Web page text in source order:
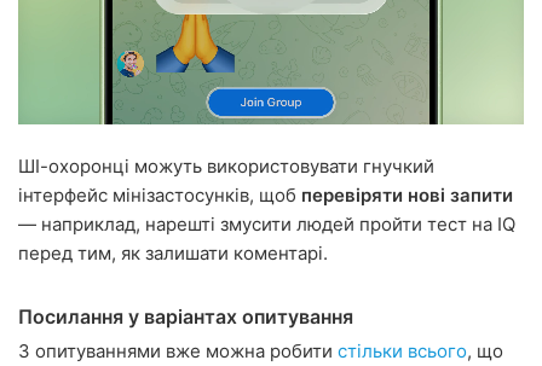
ШІ-охоронці можуть використовувати гнучкий
інтерфейс мінізастосунків, щоб перевіряти нові запити
— наприклад, нарешті змусити людей пройти тест на IQ
перед тим, як залишати коментарі.
Посилання у варіантах опитування
З опитуваннями вже можна робити стільки всього, що